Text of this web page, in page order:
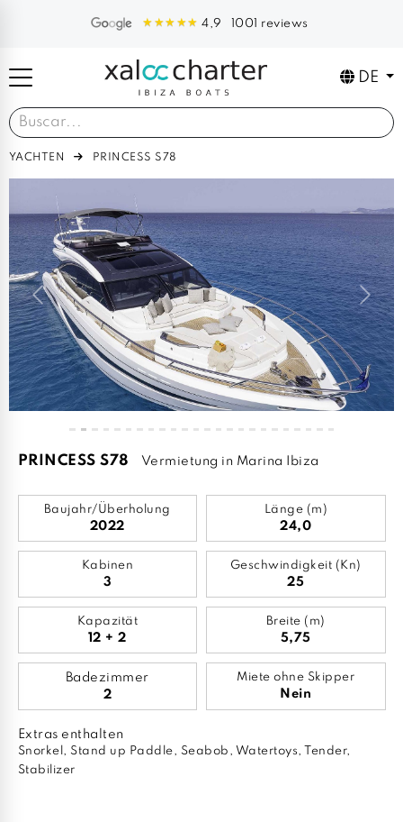
4,9 1001 reviews
DE
YACHTEN PRINCESS S78
Previous Next
PRINCESS S78 Vermietung in Marina Ibiza
Baujahr/Überholung
2022
Länge (m)
24,0
Kabinen
3
Geschwindigkeit (Kn)
25
Kapazität
12 + 2
Breite (m)
5,75
Badezimmer
2
Miete ohne Skipper
Nein
Extras enthalten
Snorkel, Stand up Paddle, Seabob, Watertoys, Tender,
Stabilizer